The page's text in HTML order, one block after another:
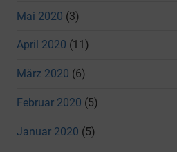
Mai 2020 (3)
April 2020 (11)
März 2020 (6)
Februar 2020 (5)
Januar 2020 (5)